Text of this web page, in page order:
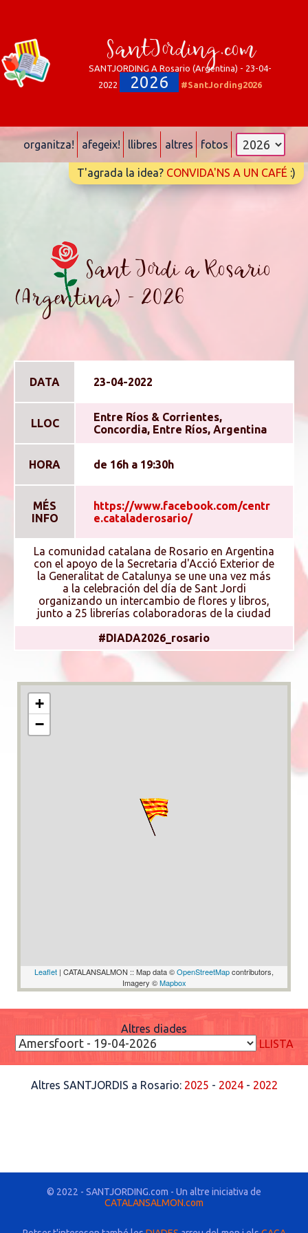
SantJording.com
SANTJORDING A Rosario (Argentina) - 23-04-
2022
2026 #SantJording2026
organitza! afegeix! llibres altres fotos
T'agrada la idea? CONVIDA'NS A UN CAFÉ :)
Sant Jordi a Rosario
(Argentina) - 2026
DATA 23-04-2022
LLOC
Entre Rí­os & Corrientes,
Concordia, Entre Rí­os, Argentina
HORA de 16h a 19:30h
MÉS
INFO
https://www.facebook.com/centr
e.cataladerosario/
La comunidad catalana de Rosario en Argentina
con el apoyo de la Secretaria d'Acció Exterior de
la Generalitat de Catalunya se une una vez más
a la celebración del dí­a de Sant Jordi
organizando un intercambio de flores y libros,
junto a 25 librerí­as colaboradoras de la ciudad
#DIADA2026_rosario
+
−
Leaflet | CATALANSALMON :: Map data ©OpenStreetMapcontributors,
Imagery ©Mapbox
Altres diades
LLISTA
Altres SANTJORDIS a Rosario: 2025 - 2024- 2022
© 2022 - SANTJORDING.com - Un altre iniciativa de
CATALANSALMON.com